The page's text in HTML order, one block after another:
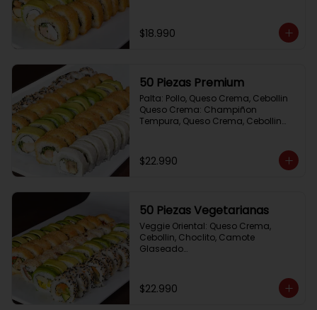
Cebollin
$18.990
50 Piezas Premium
Palta: Pollo, Queso Crema, Cebollin
Queso Crema: Champiñon
Tempura, Queso Crema, Cebollin
Cebollin
Frito 2: Pollo, Queso Crema, Cebollin
$22.990
50 Piezas Vegetarianas
Veggie Oriental: Queso Crema,
Cebollin, Choclito, Camote
Glaseado
Avocado Veggie:	Palmito, Choclito,
Queso Crema, Cebollin
$22.990